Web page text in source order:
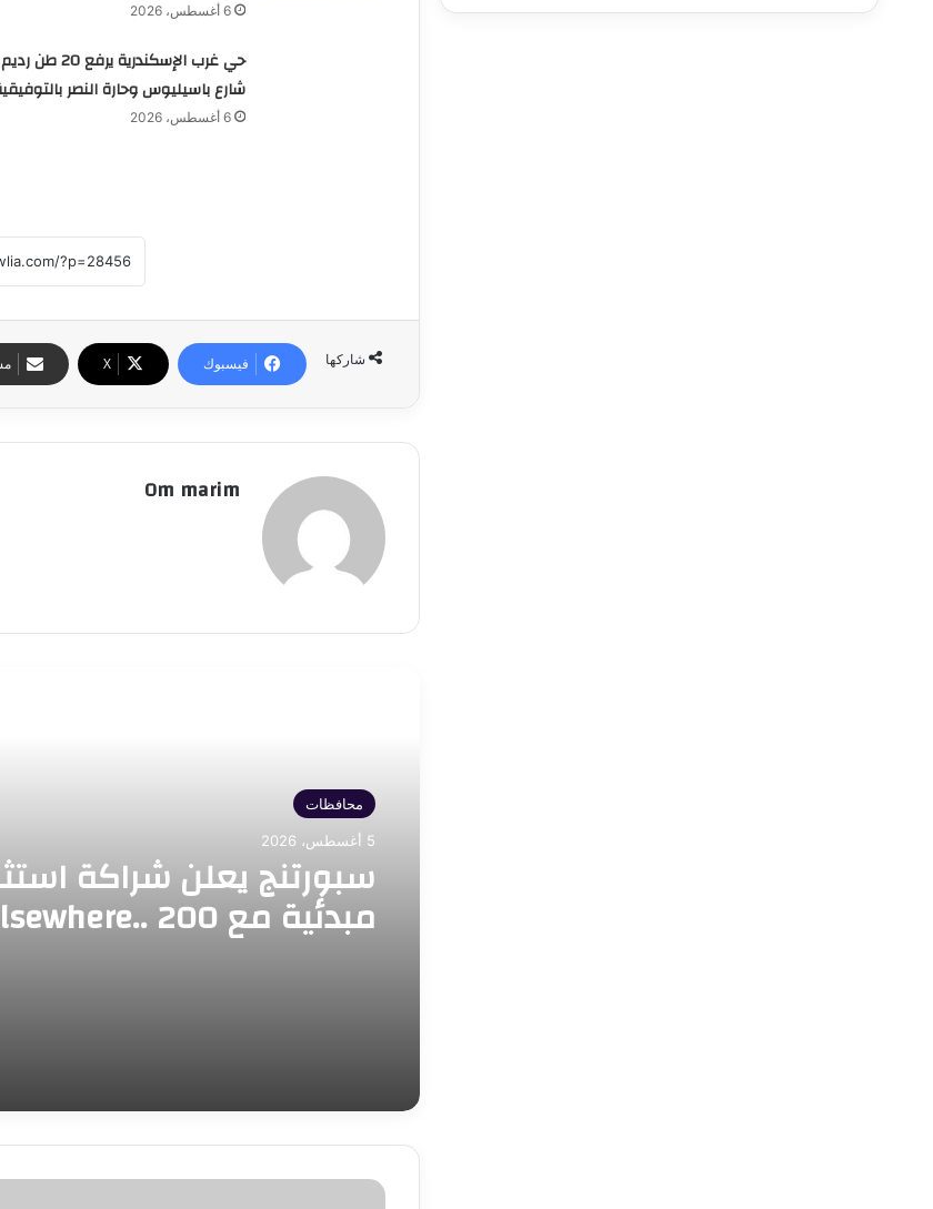
6 أغسطس، 2026
حي غرب الإسكندرية يرفع
شارع باسيليوس وحارة النصر
6 أغسطس، 2026
شاركها فيسبوك ‫X
Om marim
محافظات
5 أغسطس، 2026
سبورتنج يعلن شراكة
جنيه للنادي خلال عام
معايير